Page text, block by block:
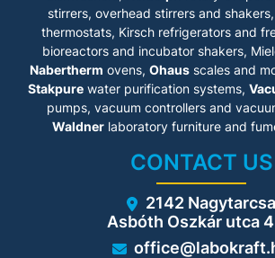
stirrers, overhead stirrers and shakers,
thermostats, Kirsch refrigerators and
bioreactors and incubator shakers,
Nabertherm ovens, Ohausscales and
Stakpure water purification systems,
pumps, vacuum controllers and
Waldnerlaboratory furniture and
CONTACT US
2142 Nagytarcsa
Asbóth Oszkár utca